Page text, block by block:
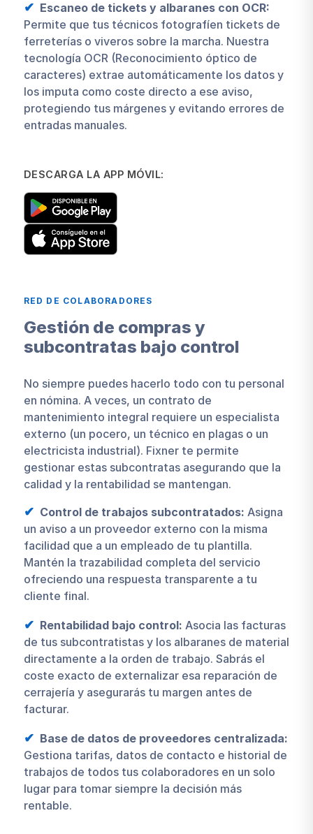
Escaneo de tickets y albaranes con OCR:
Permite que tus técnicos fotografíen tickets de
ferreterías o viveros sobre la marcha. Nuestra
tecnología OCR (Reconocimiento óptico de
caracteres) extrae automáticamente los datos y
los imputa como coste directo a ese aviso,
protegiendo tus márgenes y evitando errores de
entradas manuales.
DESCARGA LA APP MÓVIL:
RED DE COLABORADORES
Gestión de compras y
subcontratas bajo control
No siempre puedes hacerlo todo con tu personal
en nómina. A veces, un contrato de
mantenimiento integral requiere un especialista
externo (un pocero, un técnico en plagas o un
electricista industrial). Fixner te permite
gestionar estas subcontratas asegurando que la
calidad y la rentabilidad se mantengan.
Control de trabajos subcontratados: Asigna
un aviso a un proveedor externo con la misma
facilidad que a un empleado de tu plantilla.
Mantén la trazabilidad completa del servicio
ofreciendo una respuesta transparente a tu
cliente final.
Rentabilidad bajo control: Asocia las facturas
de tus subcontratistas y los albaranes de material
directamente a la orden de trabajo. Sabrás el
coste exacto de externalizar esa reparación de
cerrajería y asegurarás tu margen antes de
facturar.
Base de datos de proveedores centralizada:
Gestiona tarifas, datos de contacto e historial de
trabajos de todos tus colaboradores en un solo
lugar para tomar siempre la decisión más
rentable.